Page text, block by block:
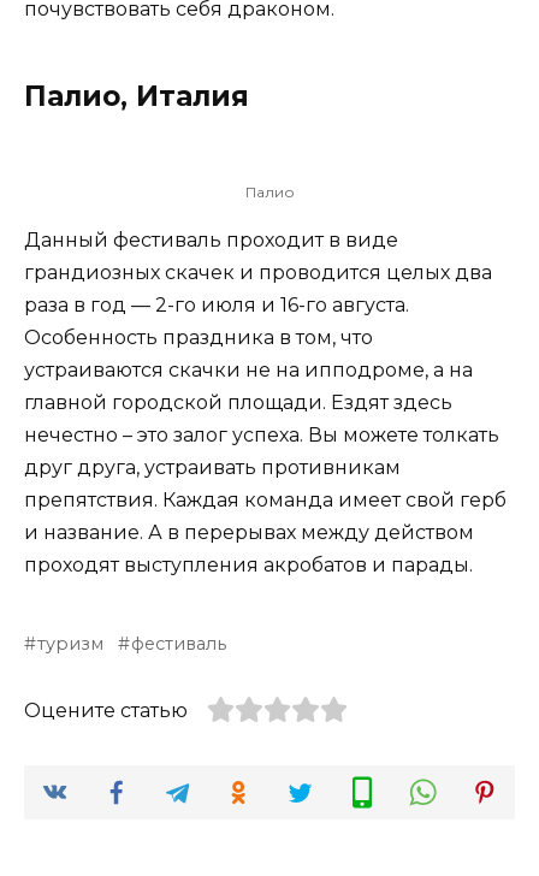
почувствовать себя драконом.
Палио, Италия
Палио
Данный фестиваль проходит в виде
грандиозных скачек и проводится целых два
раза в год — 2-го июля и 16-го августа.
Особенность праздника в том, что
устраиваются скачки не на ипподроме, а на
главной городской площади. Ездят здесь
нечестно – это залог успеха. Вы можете толкать
друг друга, устраивать противникам
препятствия. Каждая команда имеет свой герб
и название. А в перерывах между действом
проходят выступления акробатов и парады.
туризм фестиваль
Оцените статью